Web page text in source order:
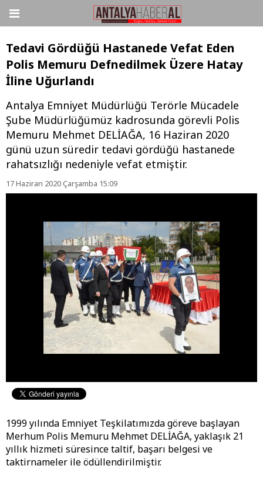
Tedavi Gördüğü Hastanede Vefat Eden
Polis Memuru Defnedilmek Üzere Hatay
İline Uğurlandı
Antalya Emniyet Müdürlüğü Terörle Mücadele
Şube Müdürlüğümüz kadrosunda görevli Polis
Memuru Mehmet DELİAĞA, 16 Haziran 2020
günü uzun süredir tedavi gördüğü hastanede
rahatsızlığı nedeniyle vefat etmiştir.
17 Haziran 2020 Çarşamba 15:09
1999 yılında Emniyet Teşkilatımızda göreve başlayan
Merhum Polis Memuru Mehmet DELİAĞA, yaklaşık 21
yıllık hizmeti süresince taltif, başarı belgesi ve
taktirnameler ile ödüllendirilmiştir.